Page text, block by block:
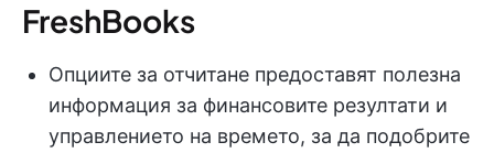
FreshBooks
Опциите за отчитане предоставят полезна
информация за финансовите резултати и
управлението на времето, за да подобрите